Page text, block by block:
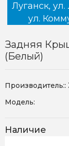
Луганск,
ул.
Задняя
(белый)
Производитель::
Модель:
Наличие